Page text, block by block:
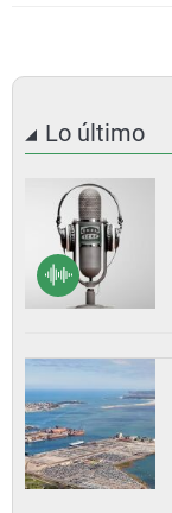
Lo último